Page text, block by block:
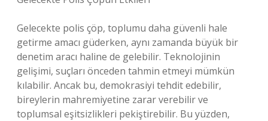
Gelecekte polis çöp, toplumu daha güvenli hale
getirme amacı güderken, aynı zamanda büyük bir
denetim aracı haline de gelebilir. Teknolojinin
gelişimi, suçları önceden tahmin etmeyi mümkün
kılabilir. Ancak bu, demokrasiyi tehdit edebilir,
bireylerin mahremiyetine zarar verebilir ve
toplumsal eşitsizlikleri pekiştirebilir. Bu yüzden,